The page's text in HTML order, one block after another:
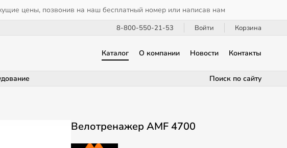
цены, позвонив на наш бесплатный номер или написав нам
8-800-550-21-53 Войти Корзина
Каталог О компании Новости Контакты
Поиск по сайту
Велотренажер AMF 4700